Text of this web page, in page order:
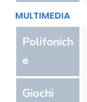
MULTIMEDIA
Polifonich
e
Giochi